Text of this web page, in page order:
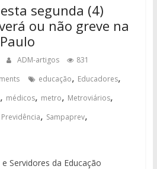
segunda (4)
ou não greve na
ADM-artigos
831
educação, Educadores,
, médicos, metro, Metroviários,
, Sampaprev,
Servidores da Educação